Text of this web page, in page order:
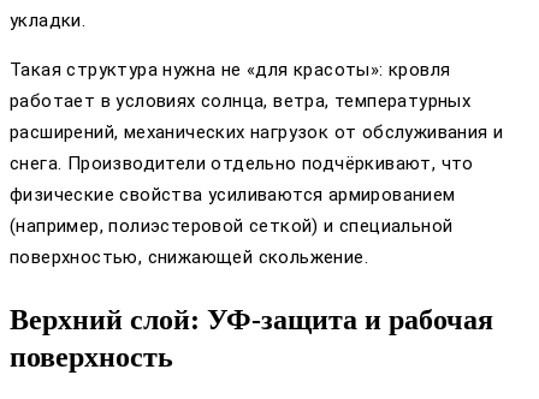
укладки.
Такая структура нужна не «для красоты»: кровля
работает в условиях солнца, ветра, температурных
расширений, механических нагрузок от обслуживания и
снега. Производители отдельно подчёркивают, что
физические свойства усиливаются армированием
(например, полиэстеровой сеткой) и специальной
поверхностью, снижающей скольжение.
Верхний слой: УФ-защита и рабочая
поверхность